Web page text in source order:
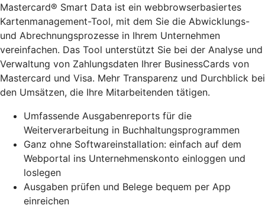
Mastercard® Smart Data ist ein webbrowserbasiertes
Kartenmanagement-Tool, mit dem Sie die Abwicklungs-
und Abrechnungsprozesse in Ihrem Unternehmen
vereinfachen. Das Tool unterstützt Sie bei der Analyse und
Verwaltung von Zahlungsdaten Ihrer BusinessCards von
Mastercard und Visa. Mehr Transparenz und Durchblick bei
den Umsätzen, die Ihre Mitarbeitenden tätigen.
Umfassende Ausgabenreports für die
Weiterverarbeitung in Buchhaltungsprogrammen
Ganz ohne Softwareinstallation: einfach auf dem
Webportal ins Unternehmenskonto einloggen und
loslegen
Ausgaben prüfen und Belege bequem per App
einreichen